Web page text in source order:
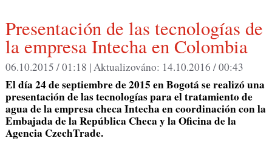
Presentación de las tecnologías de
la empresa Intecha en Colombia
06.10.2015 / 01:18 |Aktualizováno: 14.10.2016 / 00:43
El día 24 de septiembre de 2015 en Bogotá se realizó una
presentación de las tecnologías para el tratamiento de
agua de la empresa checa Intecha en coordinación con la
Embajada de la República Checa y la Oficina de la
Agencia CzechTrade.